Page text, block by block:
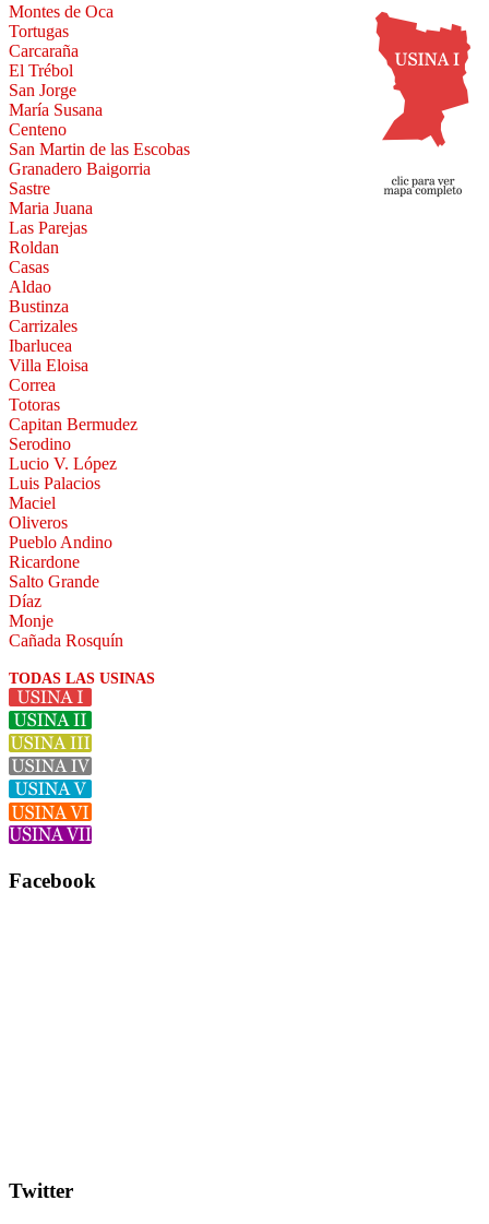
Montes de Oca
Tortugas
Carcaraña
El Trébol
San Jorge
María Susana
Centeno
San Martin de las Escobas
Granadero Baigorria
Sastre
Maria Juana
Las Parejas
Roldan
Casas
Aldao
Bustinza
Carrizales
Ibarlucea
Villa Eloisa
Correa
Totoras
Capitan Bermudez
Serodino
Lucio V. López
Luis Palacios
Maciel
Oliveros
Pueblo Andino
Ricardone
Salto Grande
Díaz
Monje
Cañada Rosquín
TODAS LAS USINAS
Facebook
Twitter